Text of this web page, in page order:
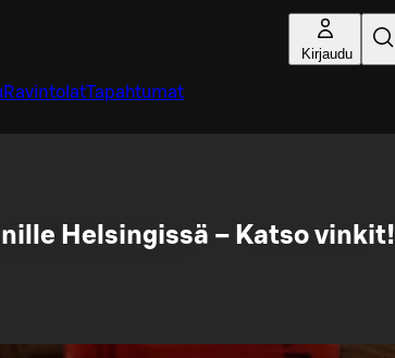
Kirjaudu
RavintolatTapahtumat
Helsingissä – Katso vinkit!